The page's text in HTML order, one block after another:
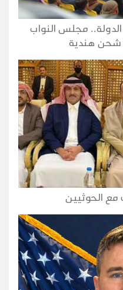
مجلس النواب
شحن هندية
مع الحوثيين